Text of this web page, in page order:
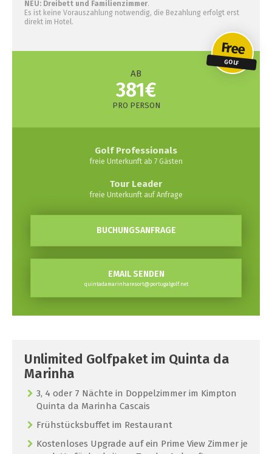
NEU: Dreibett und Familienzimmer.
Es ist keine Vorauszahlung notwendig, die Bezahlung erfolgt erst
direkt im Hotel.
AB
381€
PRO PERSON
Free
GOLF
Golf Professionals
freie Unterkunft ab 7 Gästen
Tour Leader
freie Unterkunft auf Anfrage
BUCHUNGSANFRAGE
EMAIL SENDEN
quintadamarinharesort@portugalgolf.net
Unlimited Golfpaket im Quinta da
Marinha
3, 4 oder 7 Nächte in Doppelzimmer im Kimpton
Quinta da Marinha Cascais
Frühstücksbuffet im Restaurant
Kostenloses Upgrade auf ein Prime View Zimmer je